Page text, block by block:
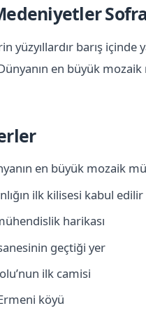
yüzyıllardır barış içinde
en büyük
en büyük mozaik
ilk kilisesi kabul edilir
harikası
geçtiği yer
ilk camisi
köyü